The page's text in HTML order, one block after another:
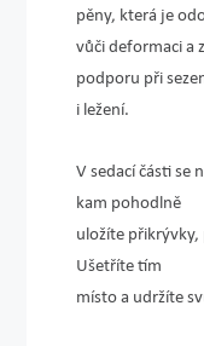
pěny, která je
vůči deformaci a
podporu při
i ležení.
V sedací části se
kam pohodlně
uložíte
Ušetříte tím
místo a udržíte